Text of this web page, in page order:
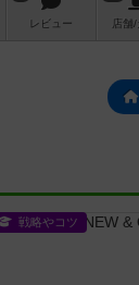
レビュー 店舗/
戦略やコツ